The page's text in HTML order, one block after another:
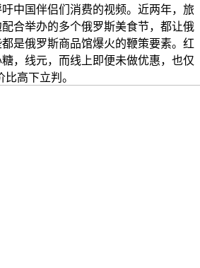
中国伴侣们消费的视频。近两年，旅
合举办的多个俄罗斯美食节，都让俄
是俄罗斯商品馆爆火的鞭策要素。红
，线元，而线上即便未做优惠，也仅
高下立判。